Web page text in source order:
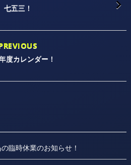
七五三！
度カレンダー！
臨時休業のお知らせ！